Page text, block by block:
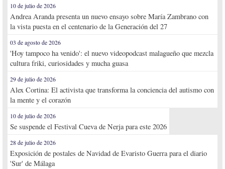
10 de julio de 2026
Andrea Aranda presenta un nuevo ensayo sobre María Zambrano con
la vista puesta en el centenario de la Generación del 27
03 de agosto de 2026
'Hoy tampoco ha venido': el nuevo videopodcast malagueño que mezcla
cultura friki, curiosidades y mucha guasa
29 de julio de 2026
Alex Cortina: El activista que transforma la conciencia del autismo con
la mente y el corazón
10 de julio de 2026
Se suspende el Festival Cueva de Nerja para este 2026
28 de julio de 2026
Exposición de postales de Navidad de Evaristo Guerra para el diario
'Sur' de Málaga